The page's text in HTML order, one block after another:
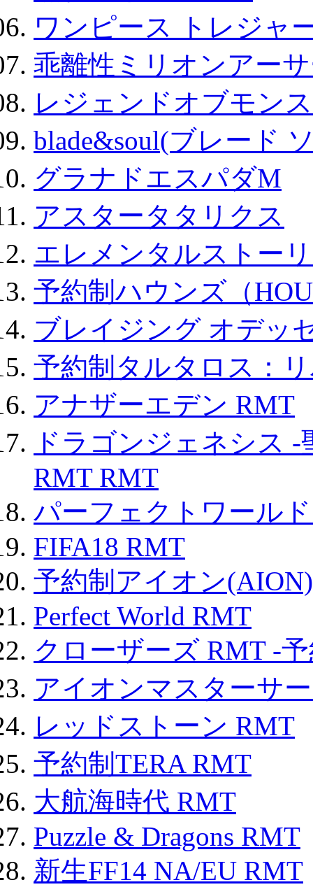
ワンピース トレジャ
乖離性ミリオンアー
レジェンドオブモン
blade&soul(ブレード
グラナドエスパダM
アスタータタリクス
エレメンタルストー
予約制ハウンズ（
ブレイジング オデッ
予約制タルタロス：
アナザーエデン RMT
ドラゴンジェネシス
RMT RMT
パーフェクトワール
FIFA18 RMT
予約制アイオン
Perfect World RMT
クローザーズ RMT -
アイオンマスターサ
レッドストーン RMT
予約制TERA RMT
大航海時代 RMT
Puzzle & Dragons RMT
新生FF14 NA/EU RMT